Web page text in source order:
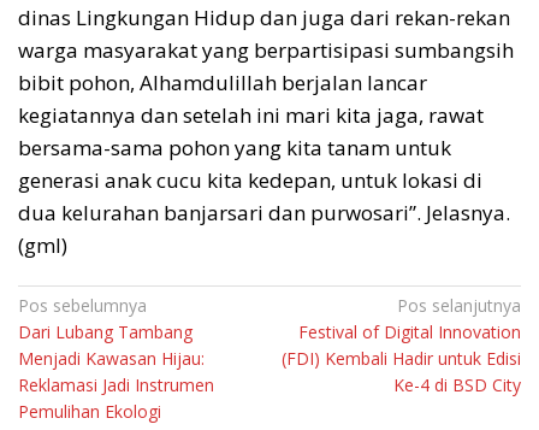
dinas Lingkungan Hidup dan juga dari rekan-rekan
warga masyarakat yang berpartisipasi sumbangsih
bibit pohon, Alhamdulillah berjalan lancar
kegiatannya dan setelah ini mari kita jaga, rawat
bersama-sama pohon yang kita tanam untuk
generasi anak cucu kita kedepan, untuk lokasi di
dua kelurahan banjarsari dan purwosari”. Jelasnya.
(gml)
Navigasi
pos
Pos sebelumnya
Dari Lubang Tambang
Menjadi Kawasan Hijau:
Reklamasi Jadi Instrumen
Pemulihan Ekologi
Pos selanjutnya
Festival of Digital Innovation
(FDI) Kembali Hadir untuk Edisi
Ke-4 di BSD City